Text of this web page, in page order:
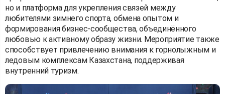
но и платформа для укрепления связей между
любителями зимнего спорта, обмена опытом и
формирования бизнес-сообщества, объединённого
любовью к активному образу жизни. Мероприятие также
способствует привлечению внимания к горнолыжным и
ледовым комплексам Казахстана, поддерживая
внутренний туризм.